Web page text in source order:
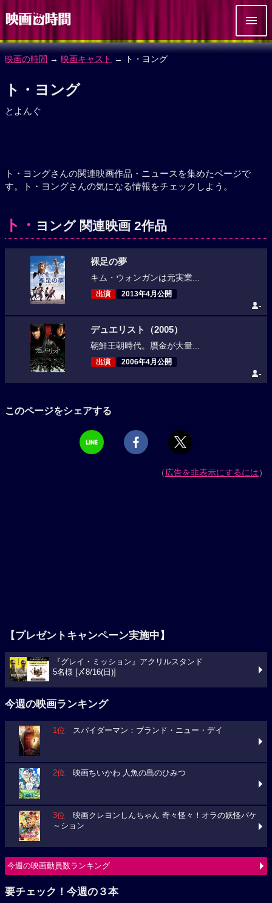
映画の時間 → 映画キャスト → ト・ヨング
ト・ヨング
とよんぐ
ト・ヨングさんの関連映画作品・ニュースを集めたページで
す。ト・ヨングさんの気になる情報をチェックしよう。
ト・ ヨング 関連映画 2作品
裸足の夢
キム・ウォンガンは元実業...
出演 2013年4月公開
-
デュエリスト（2005）
朝鮮王朝時代。贋金が大量...
出演 2006年4月公開
-
このページをシェアする
（広告を非表示にするには）
【プレゼントキャンペーン実施中】
『グレイ・ミッション』アクリルスタンド
5名様 [〆8/16(日)]
今週の映画ランキング
1位 スパイダーマン：ブランド・ニュー・デイ
2位 映画ちいかわ 人魚の島のひみつ
3位 映画クレヨンしんちゃん 奇々怪々！オラの妖怪バケ
～ション
今週の映画動員数ランキング
要チェック！今週の３本